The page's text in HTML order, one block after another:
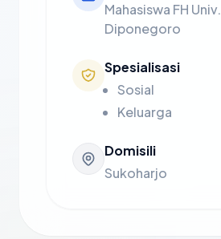
Mahasiswa FH Univ.
Diponegoro
Spesialisasi
Sosial
Keluarga
Domisili
Sukoharjo